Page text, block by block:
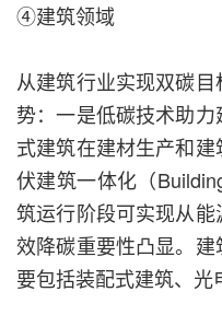
④建筑领域
从建筑行业实现双碳
势：一是低碳技术助
式建筑在建材生产和
伏建筑一体化（
筑运行阶段可实现从
效降碳重要性凸显。
要包括装配式建筑、光